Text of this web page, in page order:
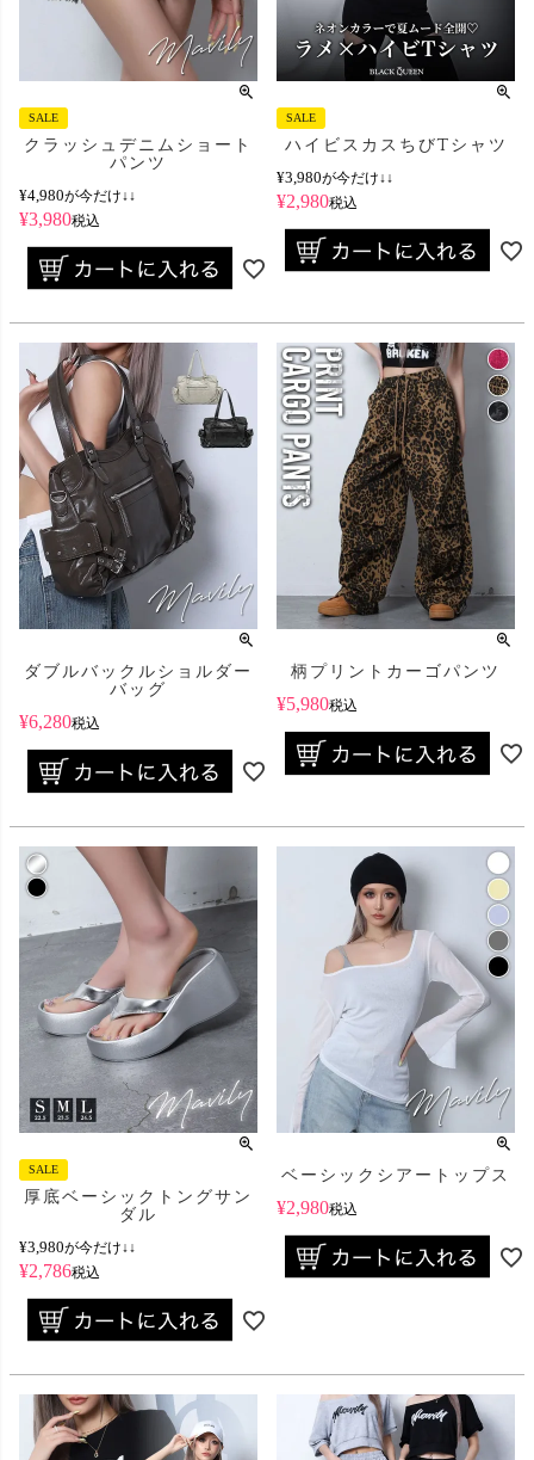
SALE
クラッシュデニムショート
パンツ
¥4,980が今だけ↓↓
¥3,980税込
SALE
ハイビスカスちびTシャツ
¥3,980が今だけ↓↓
¥2,980税込
ダブルバックルショルダー
バッグ
¥6,280税込
柄プリントカーゴパンツ
¥5,980税込
SALE
厚底ベーシックトングサン
ダル
¥3,980が今だけ↓↓
¥2,786税込
ベーシックシアートップス
¥2,980税込